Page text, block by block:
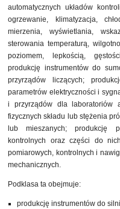
automatycznych układów
ogrzewanie, klimatyzacja,
mierzenia, wyświetlania,
sterowania temperaturą,
poziomem, lepkością,
produkcję instrumentów do
przyrządów liczących;
parametrów elektryczności i
i przyrządów dla laboratoriów
fizycznych składu lub stężenia
lub mieszanych; produkcję
kontrolnych oraz części do
pomiarowych, kontrolnych i
mechanicznych.
Podklasa ta obejmuje:
produkcję instrumentów do